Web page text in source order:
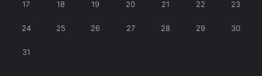
17 18 19 20 21 22 23
24 25 26 27 28 29 30
31